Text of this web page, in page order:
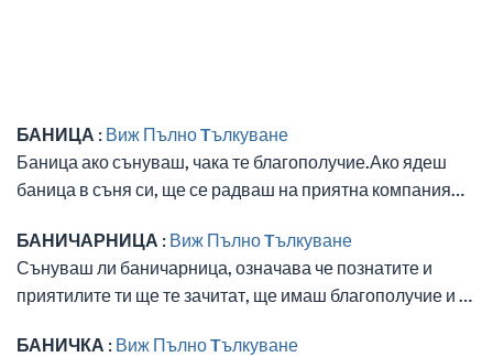
БАНИЦА : Виж Пълно Tълкуване
Баница ако сънуваш, чака те благополучие.Ако ядеш
баница в съня си, ще се радваш на приятна компания…
БАНИЧАРНИЦА : Виж Пълно Tълкуване
Сънуваш ли баничарница, означава че познатите и
приятилите ти ще те зачитат, ще имаш благополучие и …
БАНИЧКА : Виж Пълно Tълкуване